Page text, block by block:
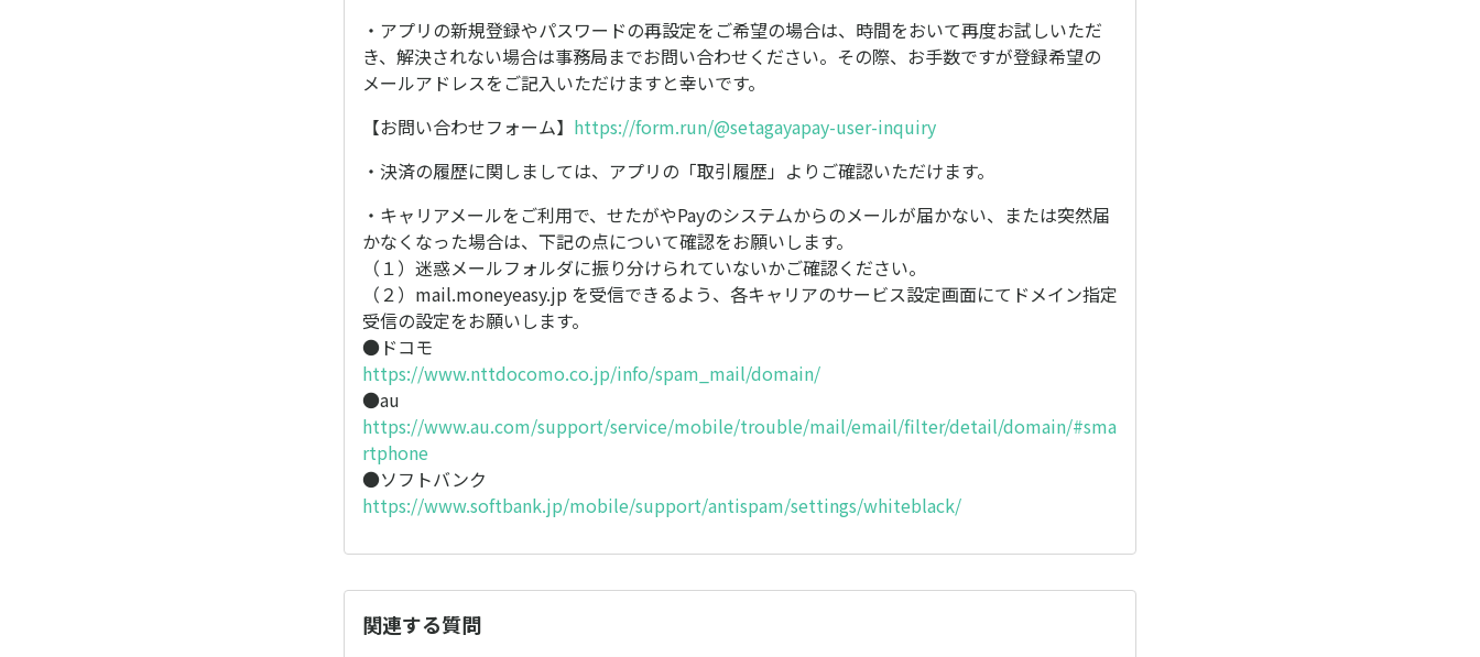
・アプリの新規登録やパスワードの再設定をご希望の場合は、時間をおいて再度お試しいただ
き、解決されない場合は事務局までお問い合わせください。その際、お手数ですが登録希望の
メールアドレスをご記入いただけますと幸いです。
【お問い合わせフォーム】 https://form.run/@setagayapay-user-inquiry
・決済の履歴に関しましては、アプリの「取引履歴」よりご確認いただけます。
・キャリアメールをご利用で、せたがやPayのシステムからのメールが届かない、または突然届
かなくなった場合は、下記の点について確認をお願いします。
（１）迷惑メールフォルダに振り分けられていないかご確認ください。
（２）mail.moneyeasy.jp を受信できるよう、各キャリアのサービス設定画面にてドメイン指定
受信の設定をお願いします。
●ドコモ
https://www.nttdocomo.co.jp/info/spam_mail/domain/
●au
https://www.au.com/support/service/mobile/trouble/mail/email/filter/detail/domain/#sma
rtphone
●ソフトバンク
https://www.softbank.jp/mobile/support/antispam/settings/whiteblack/
関連する質問